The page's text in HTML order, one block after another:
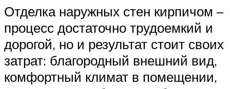
Отделка наружных стен кирпичом –
процесс достаточно трудоемкий и
дорогой, но и результат стоит своих
затрат: благородный внешний вид,
комфортный климат в помещении,